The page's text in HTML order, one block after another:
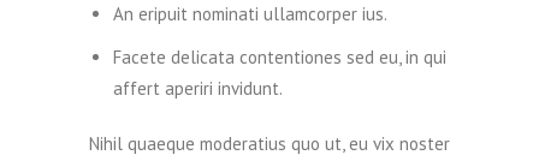
An eripuit nominati ullamcorper ius.
Facete delicata contentiones sed eu, in qui
affert aperiri invidunt.
Nihil quaeque moderatius quo ut, eu vix noster